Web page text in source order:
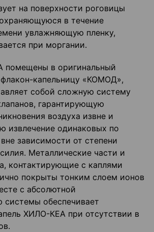
на поверхности роговицы
в течение
увлажняющую пленку,
при моргании.
помещены в оригинальный
капельницу «КОМОД»,
собой сложную систему
гарантирующую
воздуха извне и
извлечение одинаковых по
зависимости от степени
Металлические части и
контактирующие с каплями
покрыты тонким слоем ионов
с абсолютной
системы обеспечивает
ХИЛО-КЕА при отсутствии в